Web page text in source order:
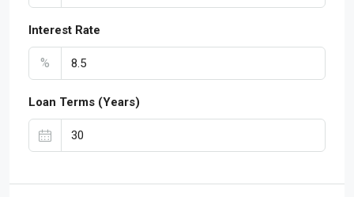
Interest Rate
%
Loan Terms (Years)